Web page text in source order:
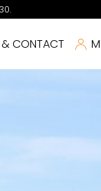
& CONTACT